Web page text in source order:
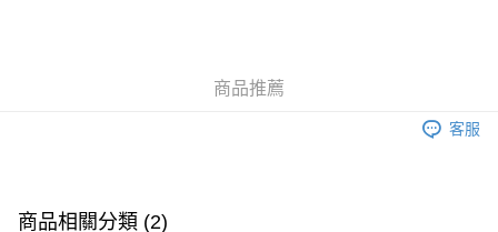
付款後門市自取，訂單確認後2-4個工作天到店，7天內取。逾期後
商品推薦
客服
商品相關分類 (2)